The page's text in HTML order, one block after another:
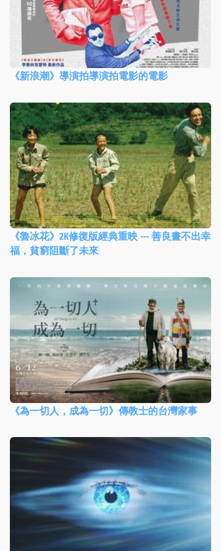
《新浪潮》導演拍導演拍電影的電影
《魯冰花》2K修復版經典重映 --- 善良畫不出幸
福，貧窮阻斷了未來
《為一切人，成為一切》傳教士的台灣家事